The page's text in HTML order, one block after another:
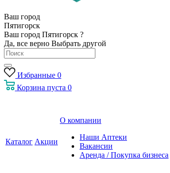
Ваш город
Пятигорск
Ваш город Пятигорск ?
Да, все верно Выбрать другой
Избранные 0
Корзина пуста 0
Каталог Акции
О компании
Наши Аптеки
Вакансии
Аренда / Покупка бизнеса